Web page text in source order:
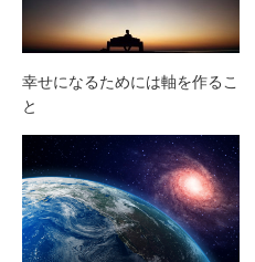
幸せになるためには軸を作るこ
と